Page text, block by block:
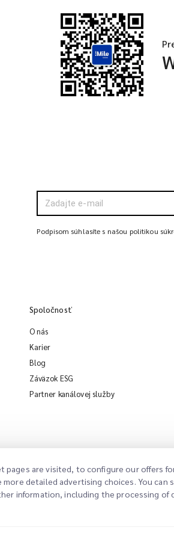
Podpisom súhlasíte s našou politikou
Spoločnosť
O nás
Karier
Blog
Záväzok ESG
Partner kanálovej služby
are visited, to configure our offers
detailed advertising choices. You
information, including the processing